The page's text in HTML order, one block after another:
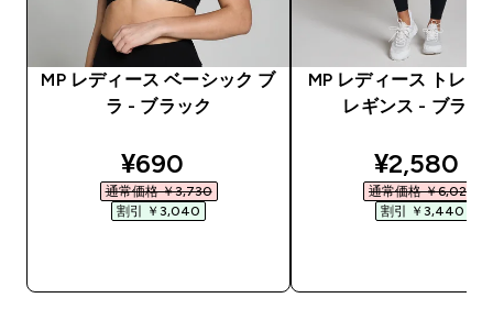
MP レディース ベーシック ブ
ラ - ブラック
discounted price
¥690‎
通常価格 ￥3,730‎
割引 ￥3,040‎
MP レディース トレー
レギンス - ブラッ
¥2,580‎
通常価格 ￥6,020‎
割引 ￥3,440‎